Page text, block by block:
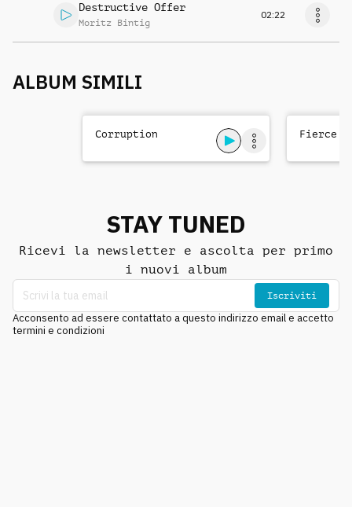
Destructive Offer
Moritz Bintig
02:22
ALBUM SIMILI
Corruption Fierce
STAY TUNED
Ricevi la newsletter e ascolta per primo
i nuovi album
Iscriviti
Acconsento ad essere contattato a questo indirizzo email e accetto
termini e condizioni